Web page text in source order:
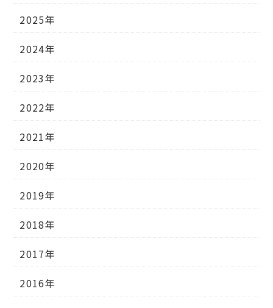
2025年
2024年
2023年
2022年
2021年
2020年
2019年
2018年
2017年
2016年